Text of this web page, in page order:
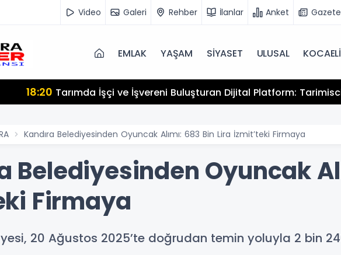
Video Galeri Rehber İlanlar Anket
EMLAK YAŞAM SİYASET ULUSAL KOCAELİ
18:20 Tarımda İşçi ve İşvereni Buluşturan Dijital Platform:
Kandıra Belediyesinden Oyuncak Alımı: 683 Bin Lira İzmit’teki Firmaya
Belediyesinden Oyuncak
Firmaya
20 Ağustos 2025’te doğrudan temin yoluyla 2 bin